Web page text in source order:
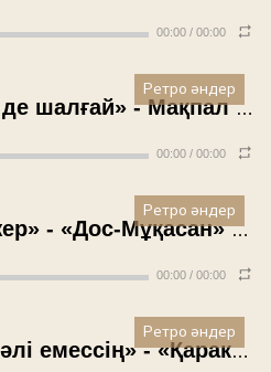
00:00 / 00:00
«Кетсең де шалғай» - Мақпал Жүнісова (2010 жыл)
00:00 / 00:00
Ретро әндер
«Туған жер» - «Дос-Мұқасан» ансамблі (2008 жыл)
00:00 / 00:00
Ретро әндер
«Сен кінәлі емессің» - «Қаракөз» ансамблі (2008 жыл)
Ретро әндер